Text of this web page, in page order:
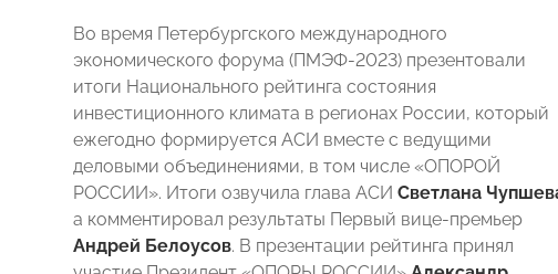
Во время Петербургского международного
экономического форума (ПМЭФ-2023) презентовали
итоги Национального рейтинга состояния
инвестиционного климата в регионах России, который
ежегодно формируется АСИ вместе с ведущими
деловыми объединениями, в том числе «ОПОРОЙ
РОССИИ». Итоги озвучила глава АСИ Светлана
а комментировал результаты Первый вице-премьер
Андрей Белоусов. В презентации рейтинга принял